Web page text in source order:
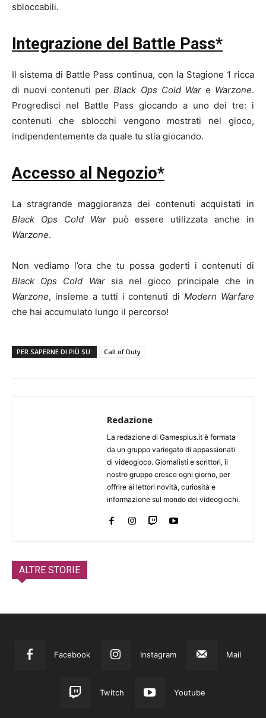
sbloccabili.
Integrazione del Battle Pass*
Il sistema di Battle Pass continua, con la Stagione 1 ricca
di nuovi contenuti perBlack Ops Cold Ware Warzone.
Progredisci nel Battle Pass giocando a uno dei tre: i
contenuti che sblocchi vengono mostrati nel gioco,
indipendentemente da quale tu stia giocando.
Accesso al Negozio*
La stragrande maggioranza dei contenuti acquistati in
Black Ops Cold Warpuò essere utilizzata anche in
Warzone.
Non vediamo l’ora che tu possa goderti i contenuti di
Black Ops Cold Warsia nel gioco principale che in
Warzone, insieme a tutti i contenuti diModern Warfare
che hai accumulato lungo il percorso!
PER SAPERNE DI PIÙ SU: Call of Duty
Redazione
La redazione di Gamesplus.it è formata
da un gruppo variegato di appassionati
di videogioco. Giornalisti e scrittori, il
nostro gruppo cresce ogni giorno, per
offrire ai lettori novità, curiosità e
informazione sul mondo dei videogiochi.
ALTRE STORIE
Facebook Instagram Mail
Twitch Youtube